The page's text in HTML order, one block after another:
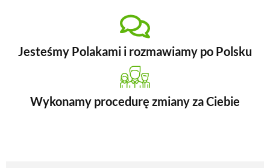
Jesteśmy Polakami i rozmawiamy po Polsku
Wykonamy procedurę zmiany za Ciebie